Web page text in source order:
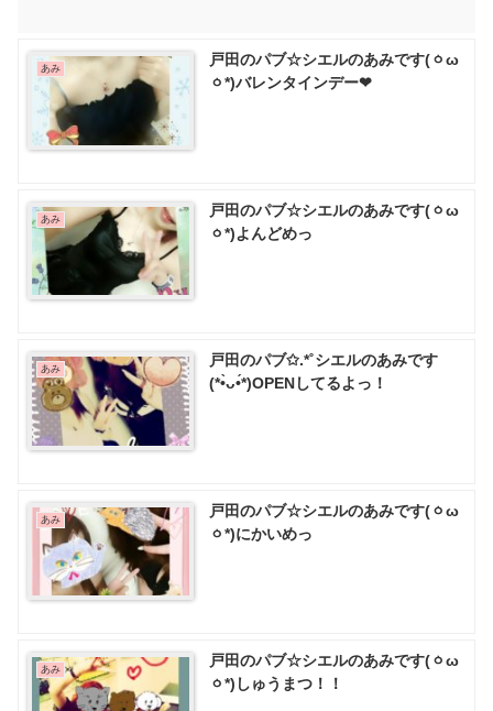
あみ
戸田のパブ☆シエルのあみです(ㆁω
ㆁ*)バレンタインデー❤
あみ
戸田のパブ☆シエルのあみです(ㆁω
ㆁ*)よんどめっ
あみ
戸田のパブ✩.*˚シエルのあみです
(*•̀ᴗ•́*)OPENしてるよっ！
あみ
戸田のパブ☆シエルのあみです(ㆁω
ㆁ*)にかいめっ
あみ
戸田のパブ☆シエルのあみです(ㆁω
ㆁ*)しゅうまつ！！